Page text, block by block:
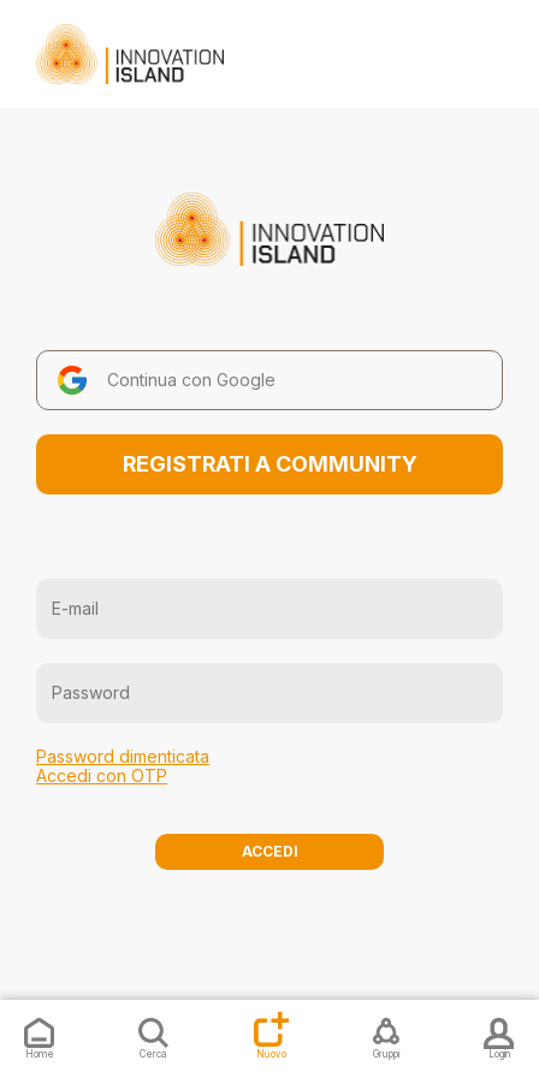
Continua con Google
REGISTRATI A COMMUNITY
Password dimenticata
Accedi con OTP
ACCEDI
Invia una segnalazione Proponi
Home Cerca Nuovo Gruppi Login